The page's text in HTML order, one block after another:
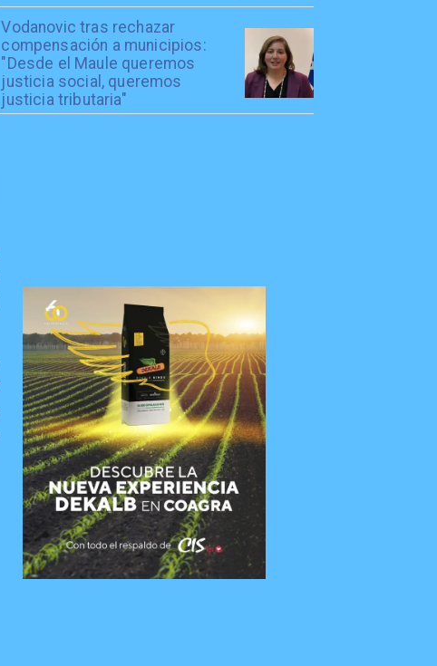
Vodanovic tras rechazar
compensación a municipios:
"Desde el Maule queremos
justicia social, queremos
justicia tributaria"